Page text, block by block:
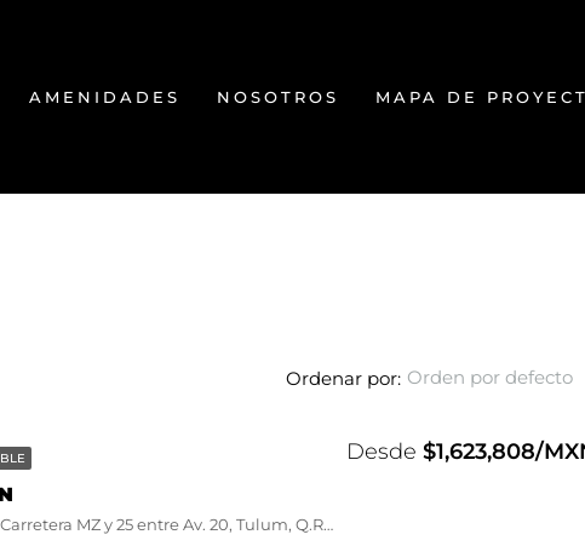
AMENIDADES NOSOTROS MAPA DE
Ordenar por: Orden por defecto
Desde $1,623,808/
Axkaba Tulum, SM Carretera MZ y 25 entre Av. 20, Tulum, Q.R., México